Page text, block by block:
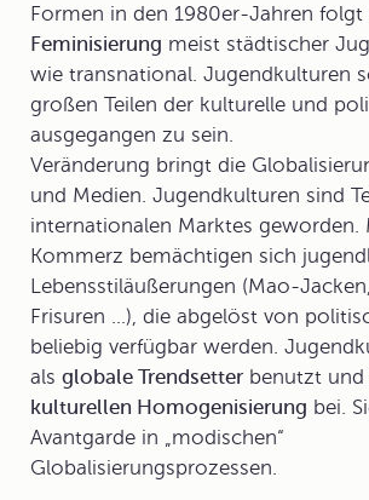
Formen in den 1980er-Jahren folgt
Feminisierung meist städtischer
wie transnational. Jugendkulturen
großen Teilen der kulturelle und
ausgegangen zu sein.
Veränderung bringt die
und Medien. Jugendkulturen sind
internationalen Marktes geworden.
Kommerz bemächtigen sich
Lebensstiläußerungen (Mao-
Frisuren ...), die abgelöst von
beliebig verfügbar werden.
als globale Trendsetter benutzt
kulturellen Homogenisierung bei.
Avantgarde in „modischen“
Globalisierungsprozessen.